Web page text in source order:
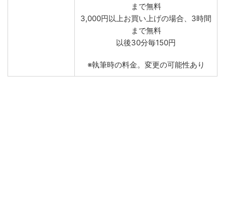
まで無料
3,000円以上お買い上げの場合、3時間
まで無料
以後30分毎150円
※執筆時の料金。変更の可能性あり